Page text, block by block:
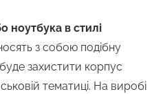
ноутбука в стилі
з собою подібну
захистити корпус
тематиці. На виробі